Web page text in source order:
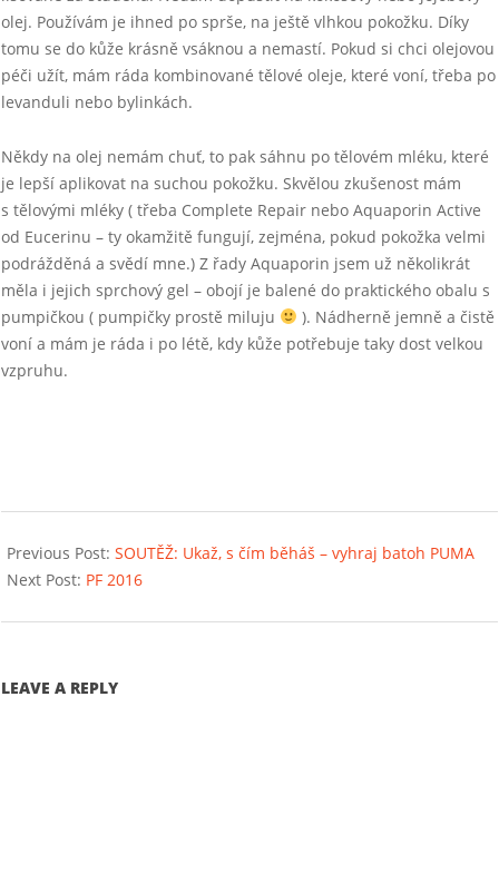
olej. Používám je ihned po sprše, na ještě vlhkou pokožku. Díky
tomu se do kůže krásně vsáknou a nemastí. Pokud si chci olejovou
péči užít, mám ráda kombinované tělové oleje, které voní, třeba po
levanduli nebo bylinkách.
Někdy na olej nemám chuť, to pak sáhnu po tělovém mléku, které
je lepší aplikovat na suchou pokožku. Skvělou zkušenost mám
s tělovými mléky ( třeba Complete Repair nebo Aquaporin Active
od Eucerinu – ty okamžitě fungují, zejména, pokud pokožka velmi
podrážděná a svědí mne.) Z řady Aquaporin jsem už několikrát
měla i jejich sprchový gel – obojí je balené do praktického obalu s
pumpičkou ( pumpičky prostě miluju
). Nádherně jemně a čistě
voní a mám je ráda i po létě, kdy kůže potřebuje taky dost velkou
vzpruhu.
12-
20
Previous Post: SOUTĚŽ: Ukaž, s čím běháš – vyhraj batoh PUMA
Next Post: PF 2016
LEAVE A REPLY